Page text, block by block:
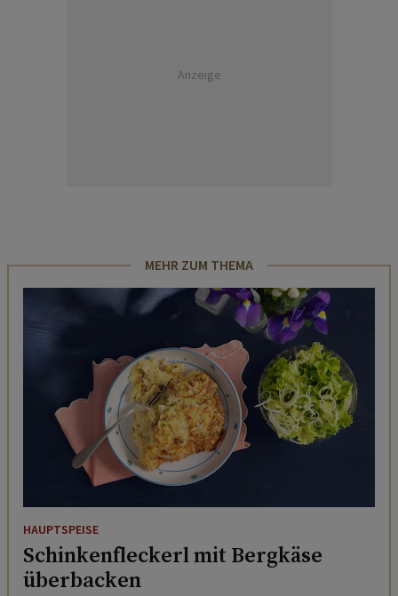
Anzeige
MEHR ZUM THEMA
HAUPTSPEISE
Schinkenfleckerl mit Bergkäse
überbacken